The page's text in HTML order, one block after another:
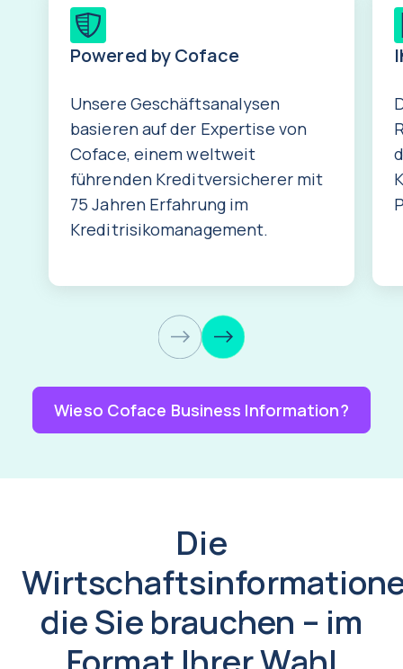
Powered by Coface
Unsere Geschäftsanalysen
basieren auf der Expertise von
Coface, einem weltweit
führenden Kreditversicherer mit
75 Jahren Erfahrung im
Kreditrisikomanagement.
Wieso Coface Business Information?
Die
die Sie brauchen – im